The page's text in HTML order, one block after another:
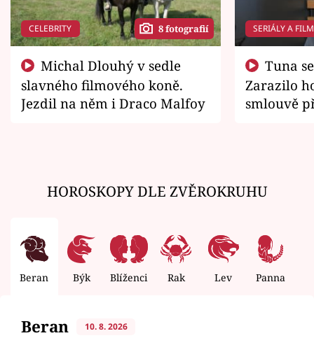
CELEBRITY 8 fotografií
slavného filmového koně.
Jezdil na něm i Draco Malfoy
SERIÁLY A
Zarazilo
smlouvě
HOROSKOPY DLE ZVĚROKRUHU
Beran Býk Blíženci Rak Lev Panna
Beran 10. 8. 2026